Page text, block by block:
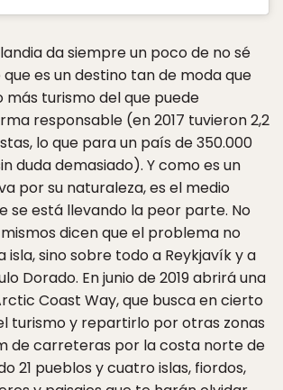
da siempre un poco de no sé
es un destino tan de moda que
turismo del que puede
responsable (en 2017 tuvieron 2,2
lo que para un país de 350.000
duda demasiado). Y como es un
por su naturaleza, es el medio
se está llevando la peor parte. No
dicen que el problema no
sino sobre todo a Reykjavík y a
Dorado. En junio de 2019 abrirá una
Coast Way, que busca en cierto
turismo y repartirlo por otras zonas
de carreteras por la costa norte de
21 pueblos y cuatro islas, fiordos,